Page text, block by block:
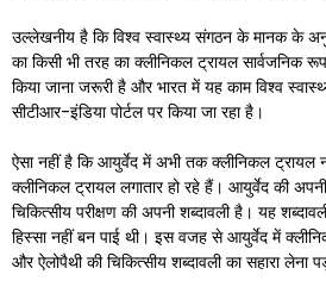
उल्लेखनीय है कि विश्व स्वास्थ्य संगठन के मानक के
का किसी भी तरह का क्लीनिकल ट्रायल सार्वजनिक
किया जाना जरूरी है और भारत में यह काम विश्व
सीटीआर-इंडिया पोर्टल पर किया जा रहा है।
ऐसा नहीं है कि आयुर्वेद में अभी तक क्लीनिकल ट्रायल
क्लीनिकल ट्रायल लगातार हो रहे हैं। आयुर्वेद की
चिकित्सीय परीक्षण की अपनी शब्दावली है। यह
हिस्सा नहीं बन पाई थी। इस वजह से आयुर्वेद में
और ऐलोपैथी की चिकित्सीय शब्दावली का सहारा लेना